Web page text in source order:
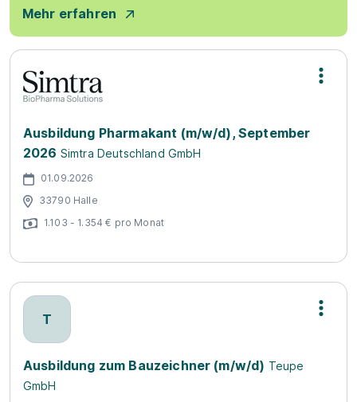
Mehr erfahren
Ausbildung Pharmakant (m/w/d), September
2026 Simtra Deutschland GmbH
01.09.2026
33790 Halle
1.103 - 1.354 € pro Monat
T
Ausbildung zum Bauzeichner (m/w/d) Teupe
GmbH